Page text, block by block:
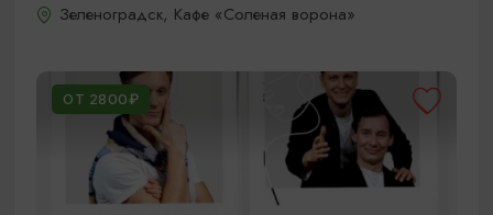
Зеленоградск, Кафе «Соленая ворона»
ОТ 2800₽